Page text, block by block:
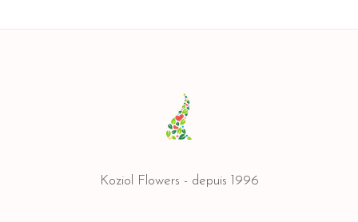
Koziol Flowers - depuis 1996